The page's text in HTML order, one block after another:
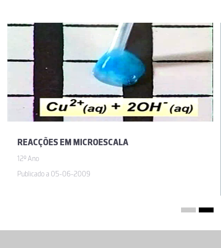
REACÇÕES EM MICROESCALA
12º Ano
Publicado a 05-06-2009